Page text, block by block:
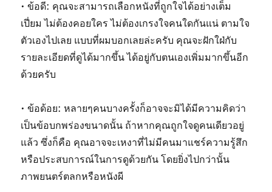
• ข้อดี: คุณจะสามารถเลือกหนังที่ถูกใจได้อย่างเต็ม
เปี่ยม ไม่ต้องคอยใคร ไม่ต้องเกรงใจคนใดกันแน่ ตามใจ
ตัวเองไปเลย แบบที่ผมบอกเลยล่ะครับ คุณจะฝักใฝ่กับ
รายละเอียดที่ดูได้มากขึ้น ได้อยู่กับตนเองเพิ่มมากขึ้นอีก
ด้วยครับ
• ข้อด้อย: หลายๆคนบางครั้งก็อาจจะมิได้มีความคิดว่า
เป็นข้อบกพร่องขนาดนั้น ถ้าหากคุณถูกใจดูคนเดียวอยู่
แล้ว ซึ่งก็คือ คุณอาจจะเหงาที่ไม่มีคนมาแชร์ความรู้สึก
หรือประสบการณ์ในการดูด้วยกัน โดยยิ่งไปกว่านั้น
ภาพยนตร์ตลกหรือหนังผี